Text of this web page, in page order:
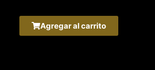
Agregar al carrito